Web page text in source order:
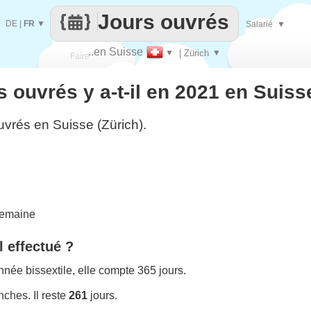
Faire
que
..en Suisse ▼ | Zürich ▼
Jours ouvrés
DE FR ▼ Salarié ▼
ouvrés y a-t-il en 2021 en
en Suisse (Zürich).
effectué ?
bissextile, elle compte 365 jours.
Il reste 261 jours.